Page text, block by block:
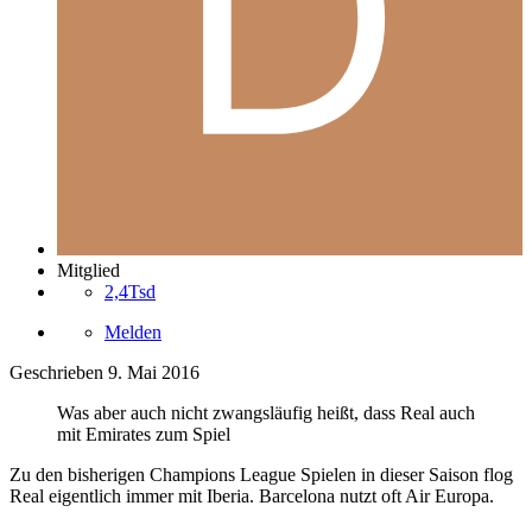
Mitglied
2,4Tsd
Melden
Geschrieben 9. Mai 2016
Was aber auch nicht zwangsläufig heißt, dass Real auch
mit Emirates zum Spiel
Zu den bisherigen Champions League Spielen in dieser Saison flog
Real eigentlich immer mit Iberia. Barcelona nutzt oft Air Europa.